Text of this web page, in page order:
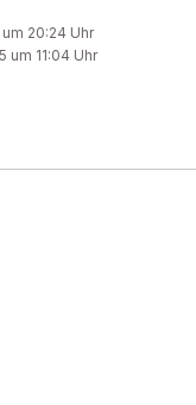
20:24 Uhr
um 11:04 Uhr